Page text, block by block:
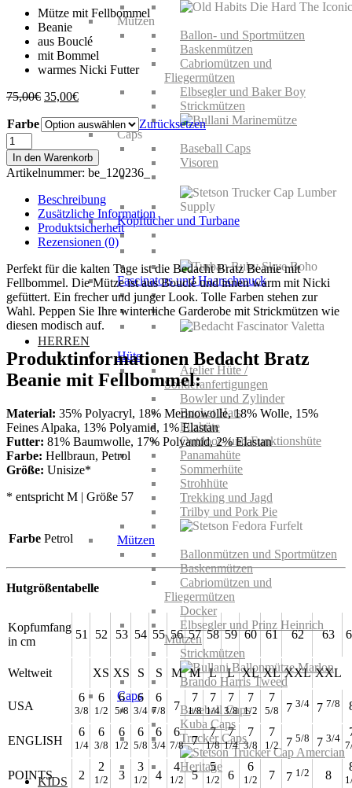
Mützen
Ballon- und Sportmützen
Baskenmützen
Cabriomützen und
Fliegermützen
Elbsegler und Baker Boy
Strickmützen
Caps
Baseball Caps
Visoren
Kopftücher und Turbane
Fascinators und Haarschmuck
HERREN
Hüte
Atelier Hüte /
Sonderanfertigungen
Bowler und Zylinder
Bucket Hats
Filzhüte
Outdoor- und Funktionshüte
Panamahüte
Sommerhüte
Strohhüte
Trekking und Jagd
Trilby und Pork Pie
Mützen
Ballonmützen und Sportmützen
Baskenmützen
Cabriomützen und
Fliegermützen
Docker
Elbsegler und Prinz Heinrich
Mützen
Strickmützen
Caps
Baseball Caps
Kuba Caps
Trucker Caps
KIDS
Mütze mit Fellbommel
Beanie
aus Bouclé
mit Bommel
warmes Nicki Futter
75,00€ Ursprünglicher
war:
35,00€Aktueller
ist:
35,00€.
Farbe
Zurücksetzen
Bedacht
Bratz
Beanie
mit
Fellbommel
Menge
In den Warenkorb
Artikelnummer: be_120236_
Beschreibung
Zusätzliche Information
Produktsicherheit
Rezensionen (0)
Perfekt für die kalten Tage ist die Bedacht Bratz Beanie mit
Fellbommel. Die Mütze ist ausBouclé und innen warm mit Nicki
gefüttert. Ein frecher und junger Look. Tolle Farben stehen zur
Wahl. Peppen Sie Ihre winterliche Garderobe mit Strickmützen wie
diesen modisch auf.
Produktinformationen Bedacht Bratz
Beanie mit Fellbommel:
Material: 35% Polyacryl, 18% Merinowolle, 18% Wolle, 15%
Feines Alpaka, 13% Polyamid, 1% Elastan
Futter: 81% Baumwolle, 17% Polyamid, 2% Elastan
Farbe: Hellbraun, Petrol
Größe: Unisize*
* entspricht M | Größe 57
Farbe Petrol
Hutgrößentabelle
Kopfumfang
in cm
51 52 53 54 55 56 57 58 59 60 61 62 63
Weltweit XS XS S S M M L L XL XL XXL XXL
USA
6
3/8
6
1/2
6
5/8
6
3/4
6
7/8 7
7
1/8
7
1/4
7
3/8
7
1/2
7
5/8 7 3/4 7 7/8
ENGLISH
6
1/4
6
3/8
6
1/2
6
5/8
6
3/4
6
7/8 7
7
1/8
7
1/4
7
3/8
7
1/2 7 5/8 7 3/4
POINTS 2
2
1/2 3
3
1/2 4
4
1/2 5
5
1/2 6
6
1/2 7 7 1/2 8